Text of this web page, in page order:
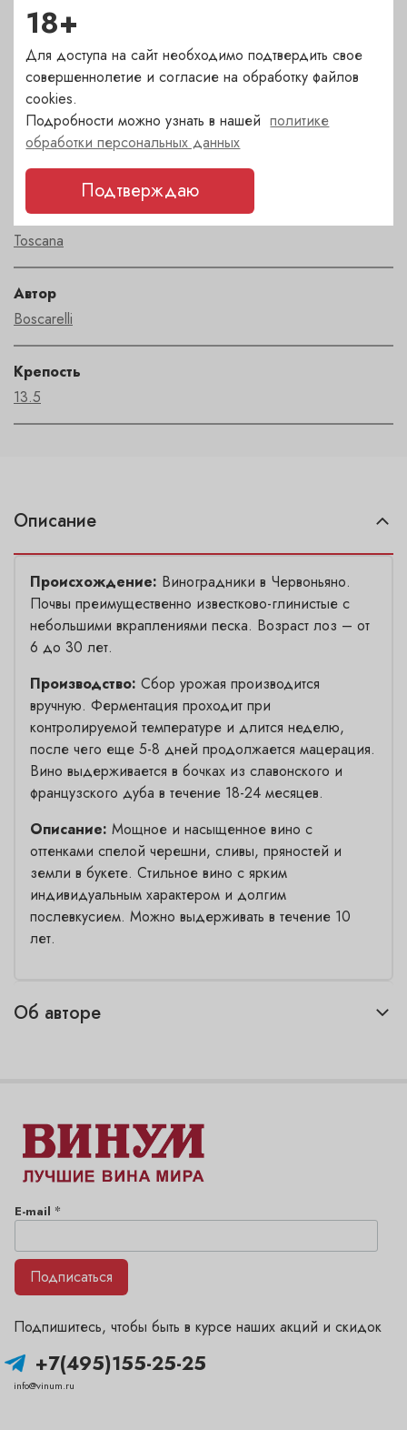
Страна
Италия
Сорт
Регион
Toscana
Автор
Boscarelli
Крепость
13.5
Описание
Происхождение: Виноградники в Червоньяно.
Почвы преимущественно известково-глинистые с
небольшими вкраплениями песка. Возраст лоз – от
6 до 30 лет.
Производство: Сбор урожая производится
вручную. Ферментация проходит при
контролируемой температуре и длится неделю,
после чего еще 5-8 дней продолжается мацерация.
Вино выдерживается в бочках из славонского и
французского дуба в течение 18-24 месяцев.
Описание: Мощное и насыщенное вино с
оттенками спелой черешни, сливы, пряностей и
земли в букете. Стильное вино с ярким
индивидуальным характером и долгим
послевкусием. Можно выдерживать в течение 10
лет.
Об авторе
+7(495)155-25-25
info@vinum.ru
Подпишитесь, чтобы быть в курсе наших акций и скидок
E-mail *
Подписаться
18+
Для доступа на сайт необходимо подтвердить свое
совершеннолетие и согласие на обработку файлов
cookies.
Подробности можно узнать в нашейполитике
обработки персональных данных
Подтверждаю